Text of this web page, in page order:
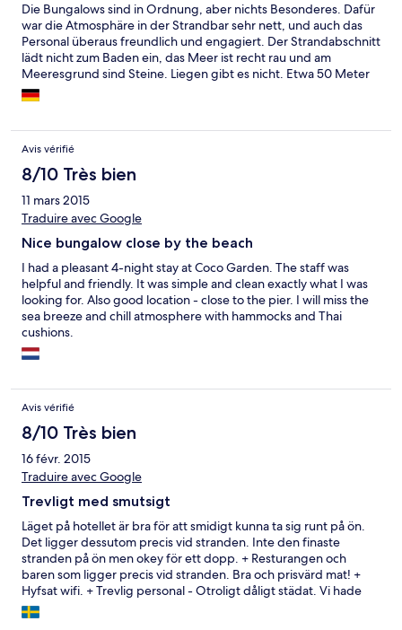
Die Bungalows sind in Ordnung, aber nichts Besonderes. Dafür
war die Atmosphäre in der Strandbar sehr nett, und auch das
Personal überaus freundlich und engagiert. Der Strandabschnitt
lädt nicht zum Baden ein, das Meer ist recht rau und am
Meeresgrund sind Steine. Liegen gibt es nicht. Etwa 50 Meter
weiter links ist aber eine Sandbank, an der man baden kann.
Gut: Nach Thongsala kommt man zu Fuß, wo samstags ein toller
Avis vérifié
8/10 Très bien
11 mars 2015
Traduire avec Google
Nice bungalow close by the beach
I had a pleasant 4-night stay at Coco Garden. The staff was
helpful and friendly. It was simple and clean exactly what I was
looking for. Also good location - close to the pier. I will miss the
sea breeze and chill atmosphere with hammocks and Thai
cushions.
Avis vérifié
8/10 Très bien
16 févr. 2015
Traduire avec Google
Trevligt med smutsigt
Läget på hotellet är bra för att smidigt kunna ta sig runt på ön.
Det ligger dessutom precis vid stranden. Inte den finaste
stranden på ön men okey för ett dopp. + Resturangen och
baren som ligger precis vid stranden. Bra och prisvärd mat! +
Hyfsat wifi. + Trevlig personal - Otroligt dåligt städat. Vi hade
två olika rum och båda var dåligt städade. I det ena låg det
t.o.m. kvar skräp sen förra gästerna.